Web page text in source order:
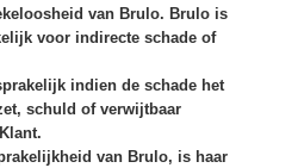
van Brulo. Brulo is
voor indirecte schade of
indien de schade het
schuld of verwijtbaar
van Brulo, is haar